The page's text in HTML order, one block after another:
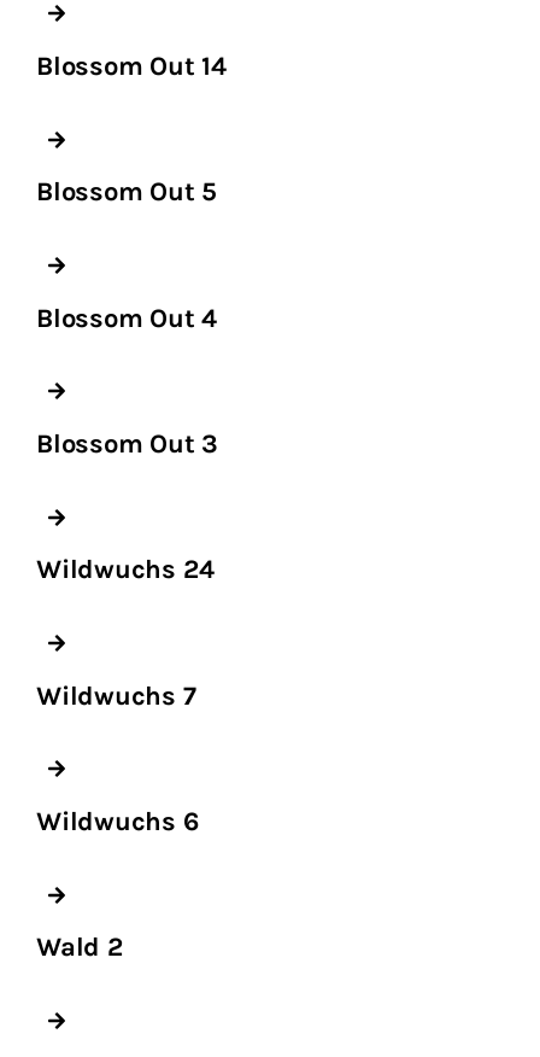
Blossom Out 14
Blossom Out 5
Blossom Out 4
Blossom Out 3
Wildwuchs 24
Wildwuchs 7
Wildwuchs 6
Wald 2